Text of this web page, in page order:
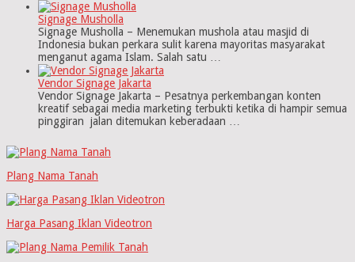
Signage Musholla
Signage Musholla – Menemukan mushola atau masjid di
Indonesia bukan perkara sulit karena mayoritas masyarakat
menganut agama Islam. Salah satu …
Vendor Signage Jakarta
Vendor Signage Jakarta – Pesatnya perkembangan konten
kreatif sebagai media marketing terbukti ketika di hampir semua
pinggiran jalan ditemukan keberadaan …
Plang Nama Tanah
Harga Pasang Iklan Videotron